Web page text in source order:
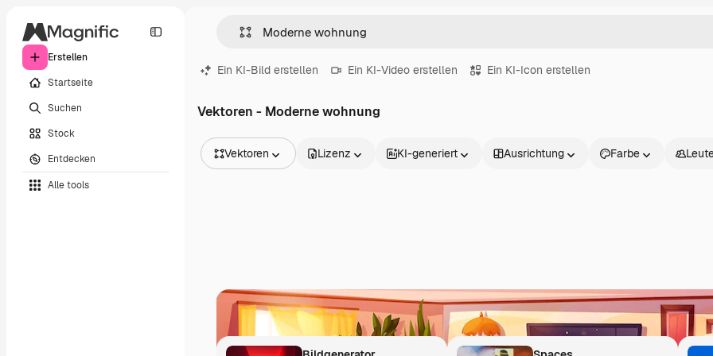
Erstellen
Startseite
Suchen
Stock
Entdecken
Alle tools
Ein KI-Bild erstellen Ein KI-Video erstellen Ein KI-Icon erstellen
Vektoren - Moderne wohnung
Vektoren
Motion Graphics
Videovorlagen
Icons
3D-Modelle
Schriftarten
Lizenz KI-generiert Ausrichtung Farbe
Inspiration beginnt hier
Kombiniere Stockbilder mit KI und verwandle deine